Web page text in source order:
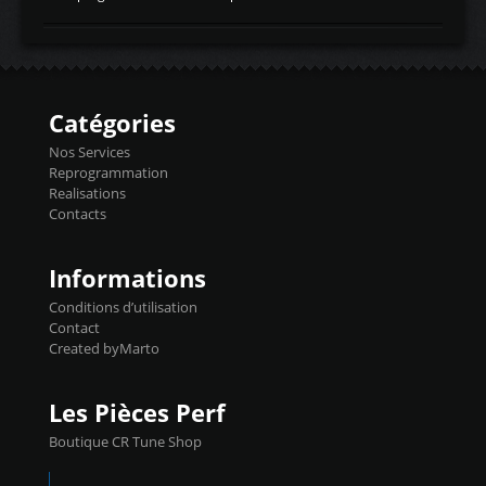
d'admissiontemp ex. pour atmo -30- 80°C
temperaturetemperature ldr moteurtemp
Injecteurs + Flashpro 1370€ TTC Le
précise et performante. Vous pourrez
basculer de la carto sans plomb à Ethanol à
l'aide du flashpro OPTION ECONOMIQUES
Reprog SP 98 sur le calculateur d'origine
450€ TTC Un gain d'environ 10cv et 15nm
Catégories
Nos Services
Reprogrammation
Realisations
Contacts
Informations
Conditions d’utilisation
Contact
Created byMarto
Les Pièces Perf
Boutique CR Tune Shop